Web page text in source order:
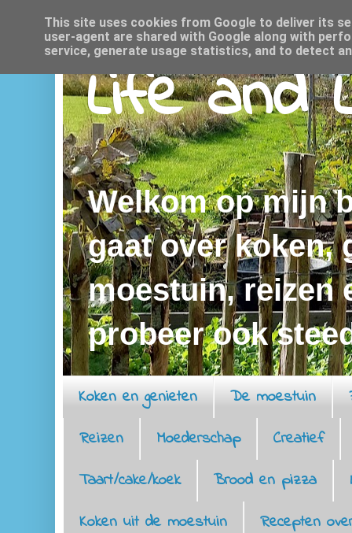
Life and
Welkom op mijn
gaat over koken,
moestuin, reizen
probeer ook
Koken en genieten De moestuin
Reizen
Moederschap
Creatief
Taart/cake/koek
Brood en pizza
Koken uit de moestuin
Recepten
This site uses cookies from Google to deliver its
user-agent are shared with Google along with
service, generate usage statistics, and to detect